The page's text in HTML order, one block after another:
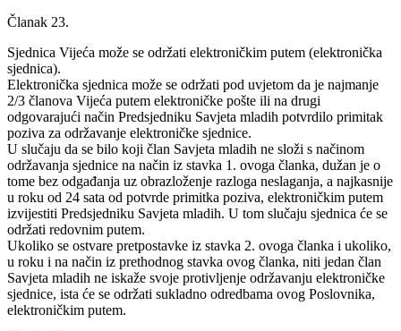
Članak 23.
Sjednica Vijeća može se održati elektroničkim putem (elektronička
sjednica).
Elektronička sjednica može se održati pod uvjetom da je najmanje
2/3 članova Vijeća putem elektroničke pošte ili na drugi
odgovarajući način Predsjedniku Savjeta mladih potvrdilo primitak
poziva za održavanje elektroničke sjednice.
U slučaju da se bilo koji član Savjeta mladih ne složi s načinom
održavanja sjednice na način iz stavka 1. ovoga članka, dužan je o
tome bez odgađanja uz obrazloženje razloga neslaganja, a najkasnije
u roku od 24 sata od potvrde primitka poziva, elektroničkim putem
izvijestiti Predsjedniku Savjeta mladih. U tom slučaju sjednica će se
održati redovnim putem.
Ukoliko se ostvare pretpostavke iz stavka 2. ovoga članka i ukoliko,
u roku i na način iz prethodnog stavka ovog članka, niti jedan član
Savjeta mladih ne iskaže svoje protivljenje održavanju elektroničke
sjednice, ista će se održati sukladno odredbama ovog Poslovnika,
elektroničkim putem.